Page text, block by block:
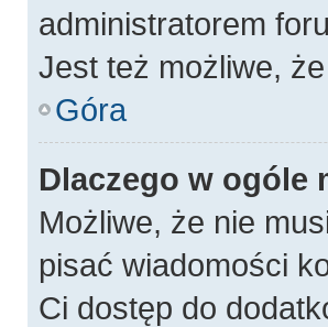
administratorem
Jest też możliwe,
Góra
Dlaczego w ogóle
Możliwe, że nie
pisać wiadomości
Ci dostęp do